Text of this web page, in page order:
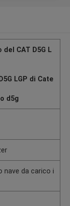
CAT D5G L
LGP di Cate
d5g
nave da carico i